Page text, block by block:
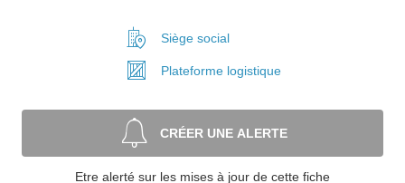
Siège social
Plateforme logistique
CRÉER UNE ALERTE
Etre alerté sur les mises à jour de cette fiche